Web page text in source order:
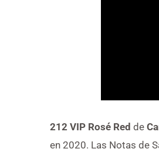
212 VIP Rosé Red de
en 2020. Las Notas de